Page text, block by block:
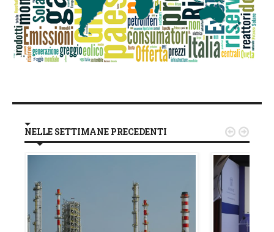
NELLE SETTIMANE PRECEDENTI  